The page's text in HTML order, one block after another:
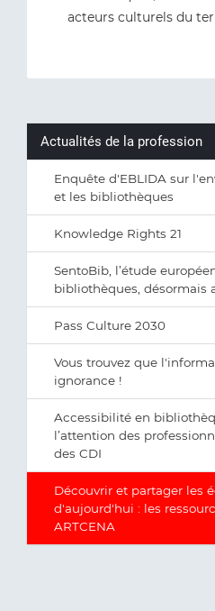
acteurs culturels du
Actualités de la profession
Enquête d'EBLIDA sur
et les bibliothèques
Knowledge Rights 21
SentoBib, l’étude
bibliothèques, désormais
Pass Culture 2030
Vous trouvez que
ignorance !
Accessibilité en
l’attention des
des CDI
Découvrir et partager les
d'aujourd'hui : les
ARTCENA